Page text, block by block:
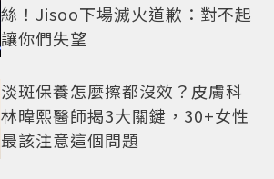
絲！Jisoo下場滅火道歉：對不起
讓你們失望
淡斑保養怎麼擦都沒效？皮膚科
林暐熙醫師揭3大關鍵，30+女性
最該注意這個問題